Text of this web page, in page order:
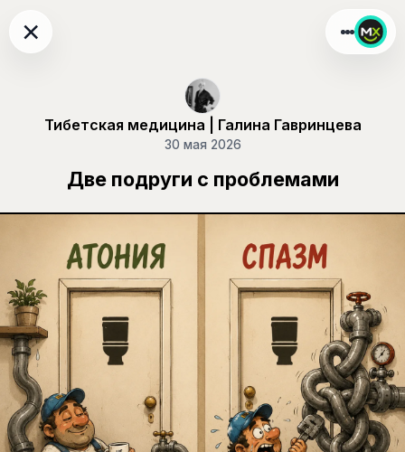
×
Тибетская медицина | Галина Гавринцева
30 мая 2026
Две подруги с проблемами